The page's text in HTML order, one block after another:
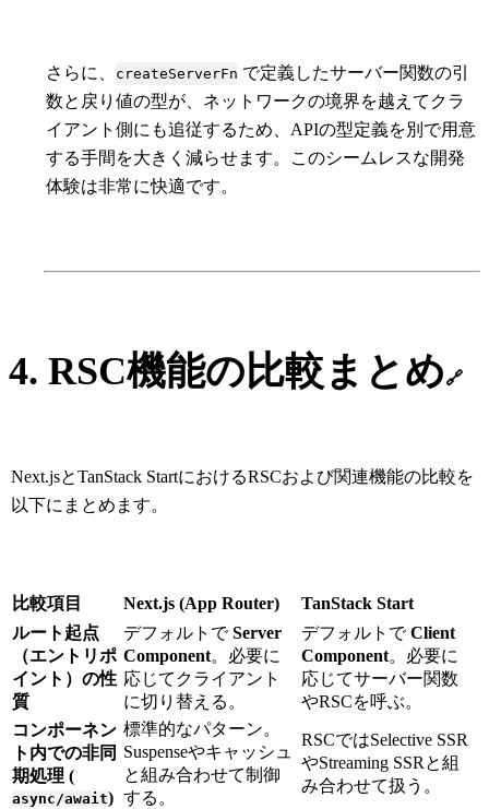
さらに、 createServerFn で定義したサーバー関数の引
数と戻り値の型が、ネットワークの境界を越えてクラ
イアント側にも追従するため、APIの型定義を別で用意
する手間を大きく減らせます。このシームレスな開発
体験は非常に快適です。
4. RSC機能の比較まとめ🔗
Next.jsとTanStack StartにおけるRSCおよび関連機能の比較を
以下にまとめます。
比較項目 Next.js (App Router)
TanStack Start
ルート起点
（エントリポ
イント）の性
質
デフォルトでServer
Component。必要に
応じてクライアント
に切り替える。
デフォルトでClient
Component。必要に
応じてサーバー関数
やRSCを呼ぶ。
コンポーネン
ト内での非同
期処理 (
async/await)
標準的なパターン。
Suspenseやキャッシュ
と組み合わせて制御
する。
RSCではSelective SSR
やStreaming SSRと組
み合わせて扱う。